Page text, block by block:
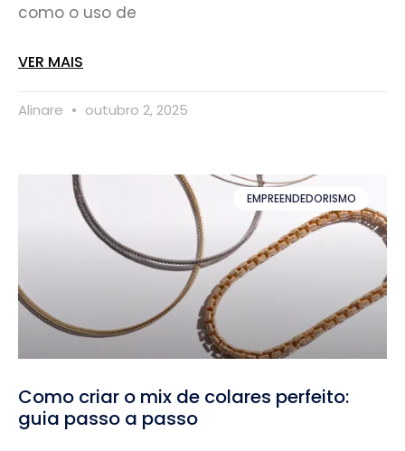
como o uso de
VER MAIS
Alinare outubro 2, 2025
EMPREENDEDORISMO
Como criar o mix de colares perfeito:
guia passo a passo